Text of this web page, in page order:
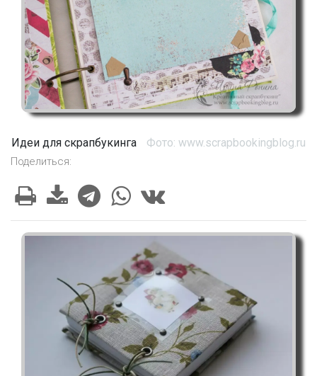
Идеи для скрапбукинга Фото: www.scrapbookingblog.ru
Поделиться: